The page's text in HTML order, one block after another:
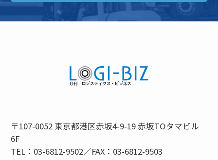
〒107-0052 東京都港区赤坂4-9-19 赤坂TOタマビル
6F
TEL：03-6812-9502／FAX：03-6812-9503